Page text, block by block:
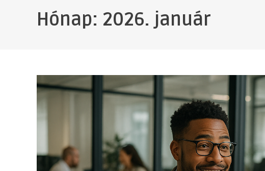
Hónap: 2026. január